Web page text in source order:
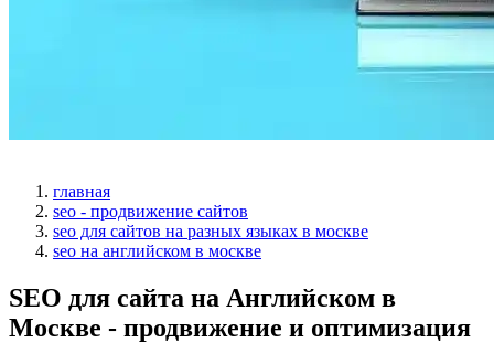
главная
seo - продвижение сайтов
seo для сайтов на разных языках в москве
seo на английском в москве
SEO для сайта на Английском в
Москве - продвижение и оптимизация